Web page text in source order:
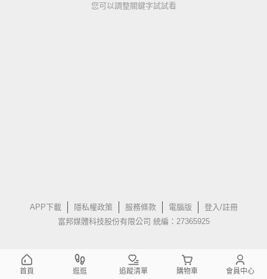
您可以調整關鍵字試試看
APP下載 隱私權政策 服務條款 電腦版
登入/註冊
富邦媒體科技股份有限公司 統編：27365925
首頁 逛逛 追蹤清單 購物車 會員中心